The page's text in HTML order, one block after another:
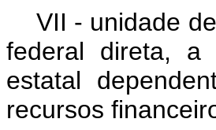
VII - unidade
federal direta, a
estatal
recursos